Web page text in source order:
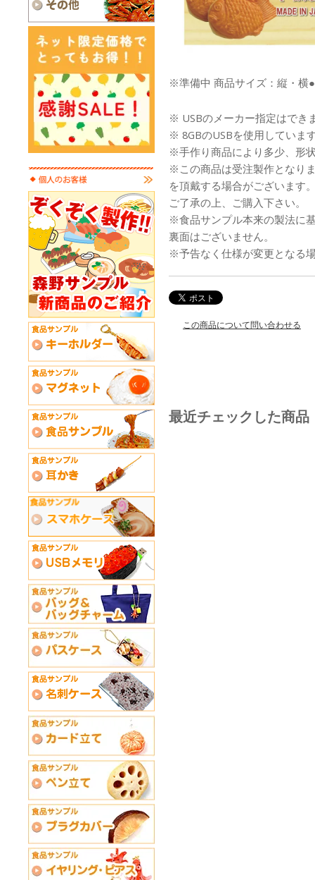
※準備中 商品サイズ：縦・横
※ USBのメーカー指定はでき
※ 8GBのUSBを使用していま
※手作り商品により多少、形
※この商品は受注製作となり
を頂戴する場合がございます
ご了承の上、ご購入下さい。
※食品サンプル本来の製法に
裏面はございません。
※予告なく仕様が変更となる
この商品について問い合わせる
最近チェックした商品